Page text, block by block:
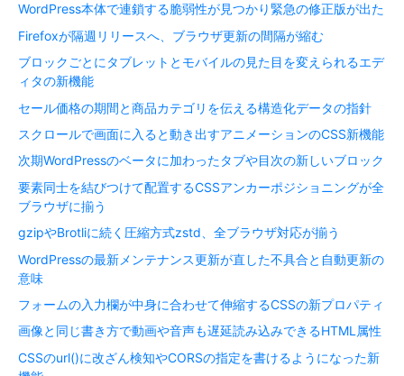
WordPress本体で連鎖する脆弱性が見つかり緊急の修正版が出た
Firefoxが隔週リリースへ、ブラウザ更新の間隔が縮む
ブロックごとにタブレットとモバイルの見た目を変えられるエデ
ィタの新機能
セール価格の期間と商品カテゴリを伝える構造化データの指針
スクロールで画面に入ると動き出すアニメーションのCSS新機能
次期WordPressのベータに加わったタブや目次の新しいブロック
要素同士を結びつけて配置するCSSアンカーポジショニングが全
ブラウザに揃う
gzipやBrotliに続く圧縮方式zstd、全ブラウザ対応が揃う
WordPressの最新メンテナンス更新が直した不具合と自動更新の
意味
フォームの入力欄が中身に合わせて伸縮するCSSの新プロパティ
画像と同じ書き方で動画や音声も遅延読み込みできるHTML属性
CSSのurl()に改ざん検知やCORSの指定を書けるようになった新